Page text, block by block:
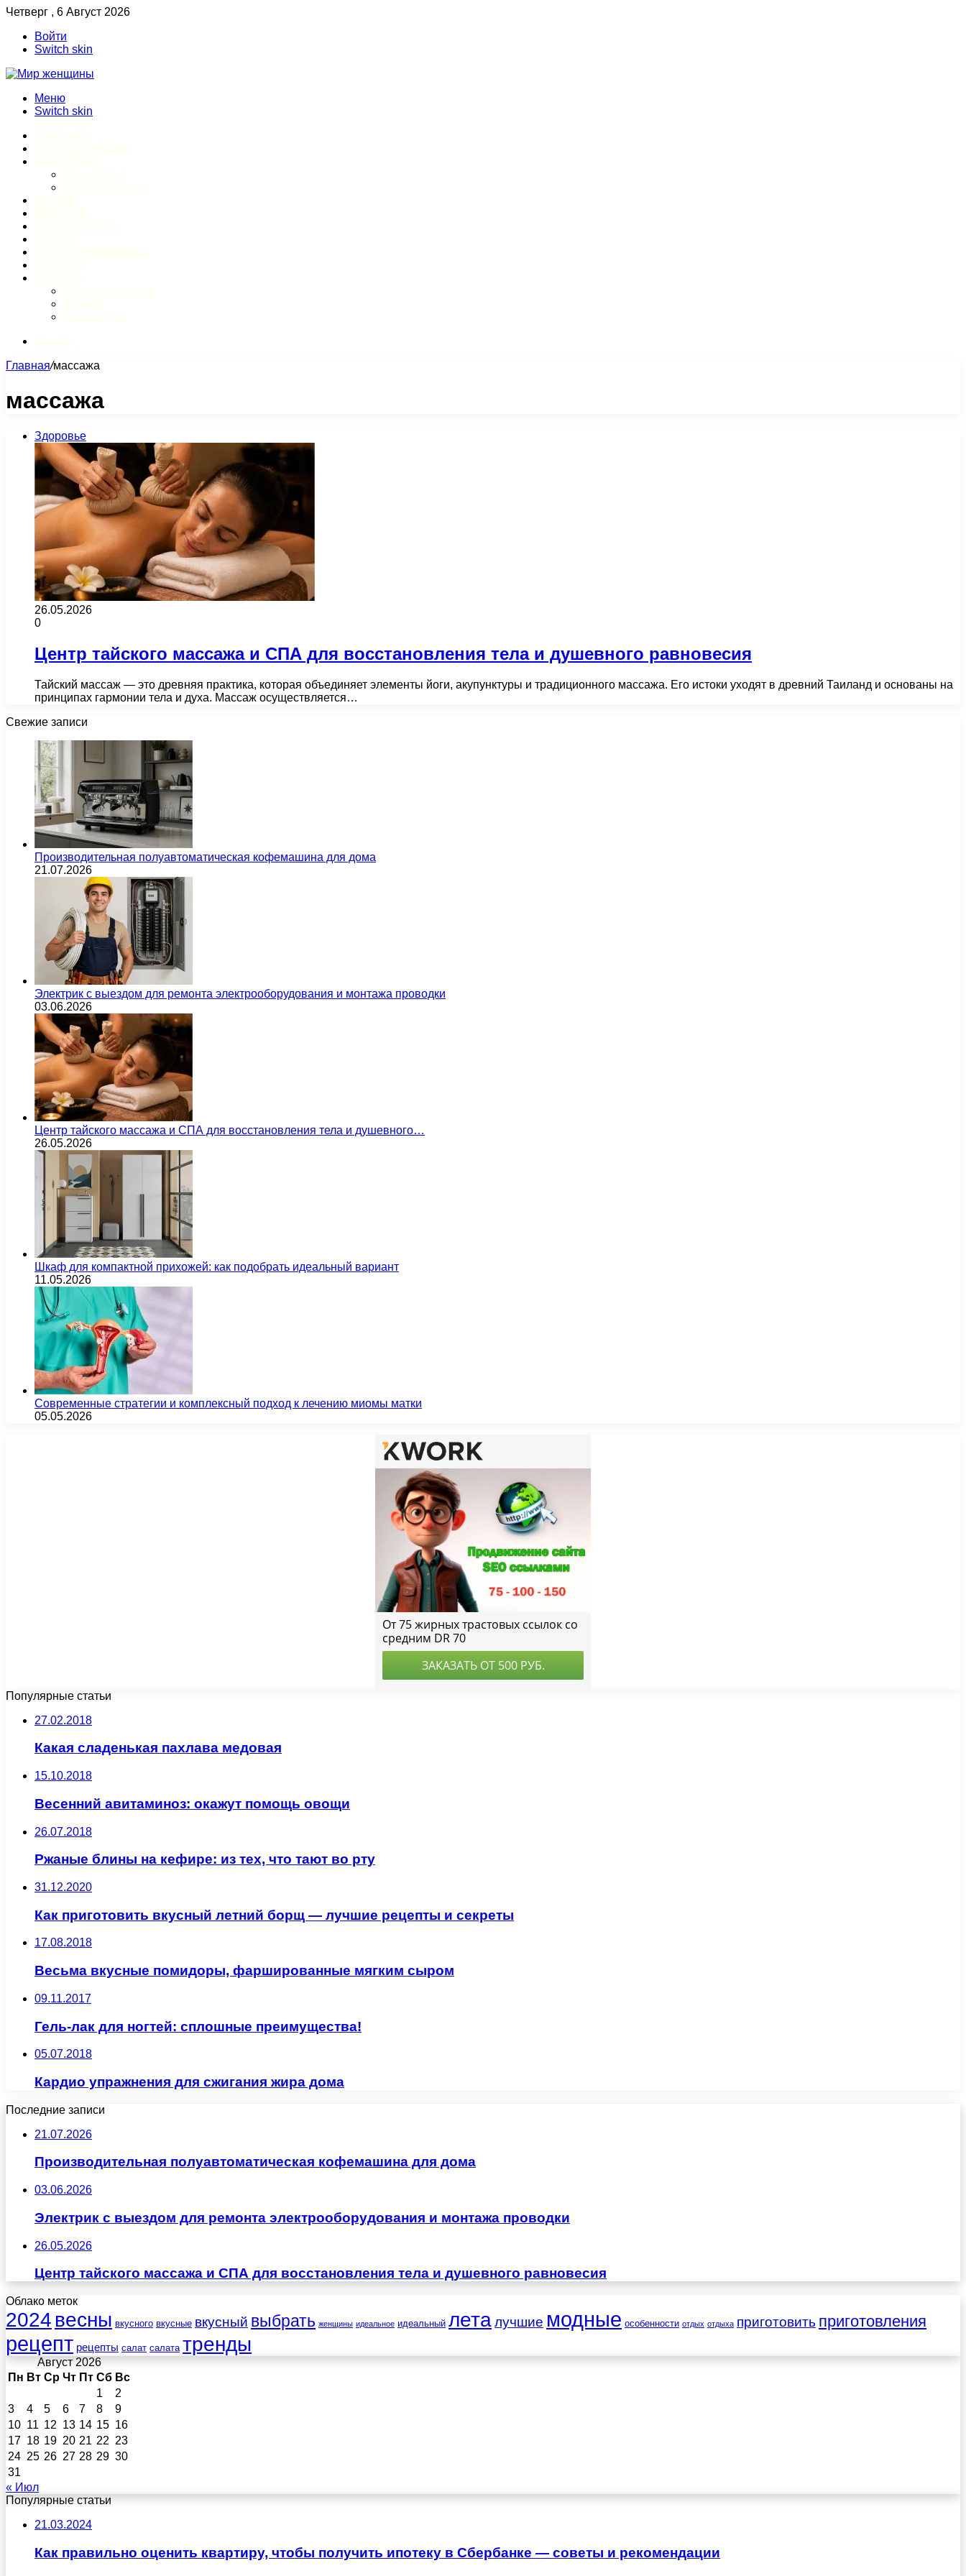
Четверг , 6 Август 2026
Войти
Switch skin
Меню
Switch skin
Главная/массажа
массажа
Здоровье
26.05.2026
0
Центр тайского массажа и СПА для восстановления тела и душевного равновесия
Тайский массаж — это древняя практика, которая объединяет элементы йоги, акупунктуры и традиционного массажа. Его истоки уходят в древний Таиланд и основаны на
принципах гармонии тела и духа. Массаж осуществляется…
Свежие записи
Производительная полуавтоматическая кофемашина для дома
21.07.2026
Электрик с выездом для ремонта электрооборудования и монтажа проводки
03.06.2026
Центр тайского массажа и СПА для восстановления тела и душевного…
26.05.2026
Шкаф для компактной прихожей: как подобрать идеальный вариант
11.05.2026
Современные стратегии и комплексный подход к лечению миомы матки
05.05.2026
Популярные статьи
27.02.2018
Какая сладенькая пахлава медовая
15.10.2018
Весенний авитаминоз: окажут помощь овощи
26.07.2018
Ржаные блины на кефире: из тех, что тают во рту
31.12.2020
Как приготовить вкусный летний борщ — лучшие рецепты и секреты
17.08.2018
Весьма вкусные помидоры, фаршированные мягким сыром
09.11.2017
Гель-лак для ногтей: сплошные преимущества!
05.07.2018
Кардио упражнения для сжигания жира дома
Последние записи
21.07.2026
Производительная полуавтоматическая кофемашина для дома
03.06.2026
Электрик с выездом для ремонта электрооборудования и монтажа проводки
26.05.2026
Центр тайского массажа и СПА для восстановления тела и душевного равновесия
Облако меток
2024 весны вкусного вкусные вкусный выбрать женщины идеальное идеальный леталучшие модные особенности отдых отдыха приготовить приготовления
рецепт рецепты салат салата тренды
Август 2026
Пн Вт Ср Чт Пт Сб Вс
1
2
3
4 5 6 7 8
9
10 11 12 13 14 15 16
17 18 19 20 21 22 23
24 25 26 27 28 29 30
31
« Июл
Популярные статьи
21.03.2024
Как правильно оценить квартиру, чтобы получить ипотеку в Сбербанке — советы и рекомендации